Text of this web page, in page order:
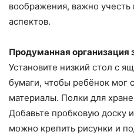
воображения, важно учесть
аспектов.
Продуманная организация
Установите низкий стол с
бумаги, чтобы ребёнок мог
материалы. Полки для
Добавьте пробковую доску
можно крепить рисунки и